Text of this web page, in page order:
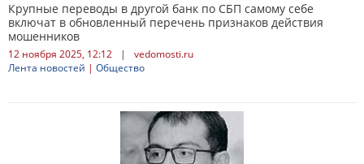
Крупные переводы в другой банк по СБП самому себе
включат в обновленный перечень признаков действия
мошенников
12 ноября 2025, 12:12 |
vedomosti.ru
Лента новостей | Общество